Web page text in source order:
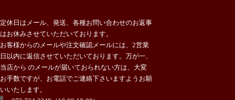
定休日はメール、発送、各種お問い合わせのお返事
はお休みさせていただいております。
お客様からのメールや注文確認メールには、2営業
日以内に返信させていただいております。万が一、
当店から のメールが届いておられない方は、大変
お手数ですが、お電話でご連絡下さいますようお願
いいたします。